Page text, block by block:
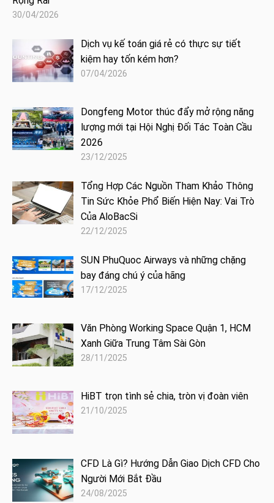
30/04/2026
Dịch vụ kế toán giá rẻ có thực sự tiết
kiệm hay tốn kém hơn?
07/04/2026
Dongfeng Motor thúc đẩy mở rộng năng
lượng mới tại Hội Nghị Đối Tác Toàn Cầu
2026
23/12/2025
Tổng Hợp Các Nguồn Tham Khảo Thông
Tin Sức Khỏe Phổ Biến Hiện Nay: Vai Trò
Của AloBacSi
22/12/2025
SUN PhuQuoc Airways và những chặng
bay đáng chú ý của hãng
17/12/2025
Văn Phòng Working Space Quận 1, HCM
Xanh Giữa Trung Tâm Sài Gòn
28/11/2025
HiBT trọn tình sẻ chia, tròn vị đoàn viên
21/10/2025
CFD Là Gì? Hướng Dẫn Giao Dịch CFD Cho
Người Mới Bắt Đầu
24/08/2025